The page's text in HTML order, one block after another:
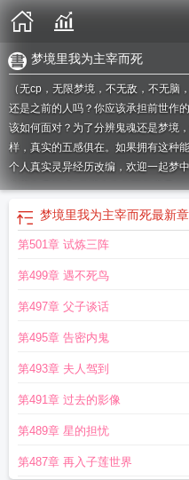
梦境里我为主宰而死
（无cp，无限梦境，不无敌，不无
还是之前的人吗？你应该承担前世作
该如何面对？为了分辨鬼魂还是梦境
样，真实的五感俱在。如果拥有这种
个人真实灵异经历改编，欢迎一起梦
主宰免费阅读梦境中为你而留恋是
斗罗梦境主宰 梦境主宰称号怎
什么意思
奇梦境里我为主宰是什么歌 海贼王
主梦境主宰漫画免费观看
我为主宰而活如何主宰自己的梦境
梦境里我为主宰而死最新
第501章 试炼三阵
第499章 遇不死鸟
第497章 父子谈话
第495章 告密内鬼
第493章 夫人驾到
第491章 过去的影像
第489章 星的担忧
第487章 再入子莲世界